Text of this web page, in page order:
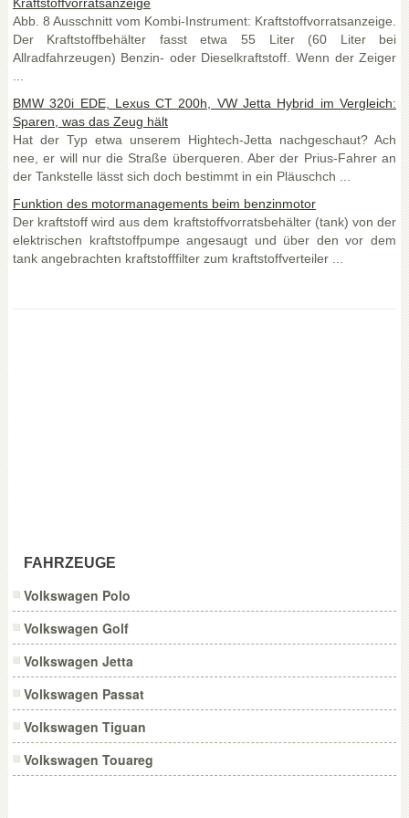
Kraftstoffvorratsanzeige
Abb. 8 Ausschnitt vom Kombi-Instrument: Kraftstoffvorratsanzeige.
Der Kraftstoffbehälter fasst etwa 55 Liter (60 Liter bei
Allradfahrzeugen) Benzin- oder Dieselkraftstoff. Wenn der Zeiger
...
BMW 320i EDE, Lexus CT 200h, VW Jetta Hybrid im Vergleich:
Sparen, was das Zeug hält
Hat der Typ etwa unserem Hightech-Jetta nachgeschaut? Ach
nee, er will nur die Straße überqueren. Aber der Prius-Fahrer an
der Tankstelle lässt sich doch bestimmt in ein Pläuschch ...
Funktion des motormanagements beim benzinmotor
Der kraftstoff wird aus dem kraftstoffvorratsbehälter (tank) von der
elektrischen kraftstoffpumpe angesaugt und über den vor dem
tank angebrachten kraftstofffilter zum kraftstoffverteiler ...
FAHRZEUGE
Volkswagen Polo
Volkswagen Golf
Volkswagen Jetta
Volkswagen Passat
Volkswagen Tiguan
Volkswagen Touareg